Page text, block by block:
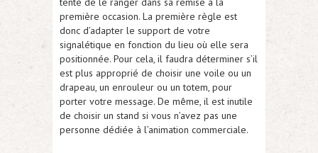
première occasion. La première règle est
donc d’adapter le support de votre
signalétique en fonction du lieu où elle sera
positionnée. Pour cela, il faudra déterminer s’il
est plus approprié de choisir une voile ou un
drapeau, un enrouleur ou un totem, pour
porter votre message. De même, il est inutile
de choisir un stand si vous n’avez pas une
personne dédiée à l’animation commerciale.